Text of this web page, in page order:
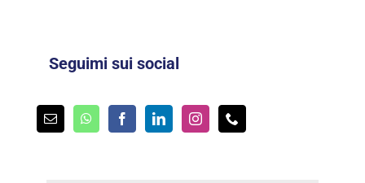
Seguimi sui social